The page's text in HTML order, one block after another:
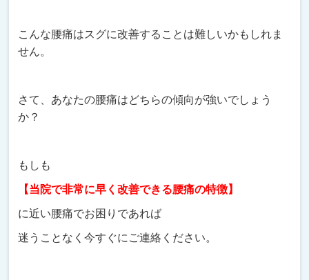
こんな腰痛はスグに改善することは難しいかもしれま
せん。
さて、あなたの腰痛はどちらの傾向が強いでしょう
か？
もしも
【当院で非常に早く改善できる腰痛の特徴】
に近い腰痛でお困りであれば
迷うことなく今すぐにご連絡ください。